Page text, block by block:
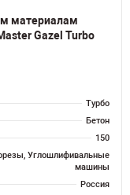
материалам
Gazel Turbo
Турбо
Бетон
150
Углошлифивальные
машины
Россия